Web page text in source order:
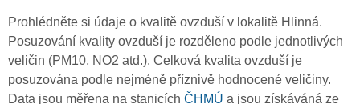
Prohlédněte si údaje o kvalitě ovzduší v lokalitě Hlinná.
Posuzování kvality ovzduší je rozděleno podle jednotlivých
veličin (PM10, NO2 atd.). Celková kvalita ovzduší je
posuzována podle nejméně příznivě hodnocené veličiny.
Data jsou měřena na stanicích ČHMÚ a jsou získáváná ze